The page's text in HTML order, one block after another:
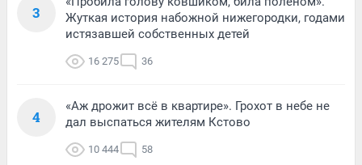
3
Жуткая история набожной нижегородки, годами
истязавшей собственных детей
16 275 36
4
«Аж дрожит всё в квартире». Грохот в небе не
дал выспаться жителям Кстово
10 444 58